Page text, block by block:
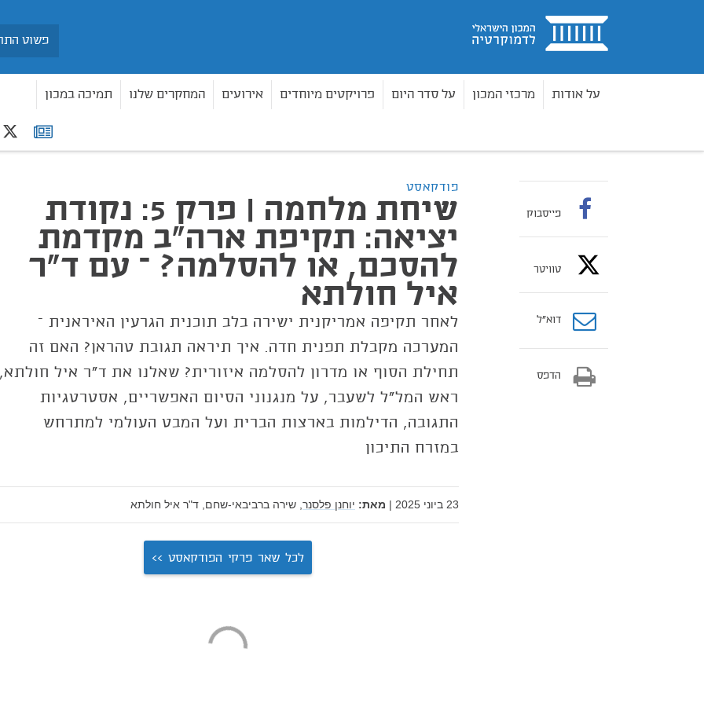
בית
על אודות מרכזי המכון על סדר היום פרויקטים מיוחדים אירועים המחקרים שלנו תמיכה במכון
רשימת
תפוצה
פודקאסט
שיחת מלחמה | פרק 5: נקודת
יציאה: תקיפת ארה"ב מקדמת
להסכם, או להסלמה? – עם ד"ר
איל חולתא
לאחר תקיפה אמריקנית ישירה בלב תוכנית הגרעין האיראנית –
המערכה מקבלת תפנית חדה. איך תיראה תגובת טהראן? האם זה
תחילת הסוף או מדרון להסלמה איזורית? שאלנו את ד"ר איל חולתא,
ראש המל"ל לשעבר, על מנגנוני הסיום האפשריים, אסטרטגיות
התגובה, הדילמות בארצות הברית ועל המבט העולמי למתרחש
במזרח התיכון
23 ביוני 2025 | מאת: יוחנן פלסנר, שירה ברביבאי-שחם, ד"ר איל חולתא
לכל שאר פרקי הפודקאסט >>
פייסבוק
טוויטר
דוא”ל
הדפס